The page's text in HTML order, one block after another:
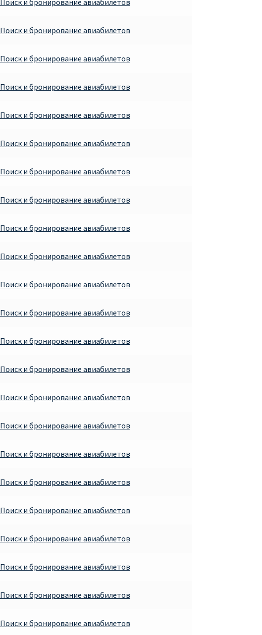
Поиск и бронирование авиабилетов
Поиск и бронирование авиабилетов
Поиск и бронирование авиабилетов
Поиск и бронирование авиабилетов
Поиск и бронирование авиабилетов
Поиск и бронирование авиабилетов
Поиск и бронирование авиабилетов
Поиск и бронирование авиабилетов
Поиск и бронирование авиабилетов
Поиск и бронирование авиабилетов
Поиск и бронирование авиабилетов
Поиск и бронирование авиабилетов
Поиск и бронирование авиабилетов
Поиск и бронирование авиабилетов
Поиск и бронирование авиабилетов
Поиск и бронирование авиабилетов
Поиск и бронирование авиабилетов
Поиск и бронирование авиабилетов
Поиск и бронирование авиабилетов
Поиск и бронирование авиабилетов
Поиск и бронирование авиабилетов
Поиск и бронирование авиабилетов